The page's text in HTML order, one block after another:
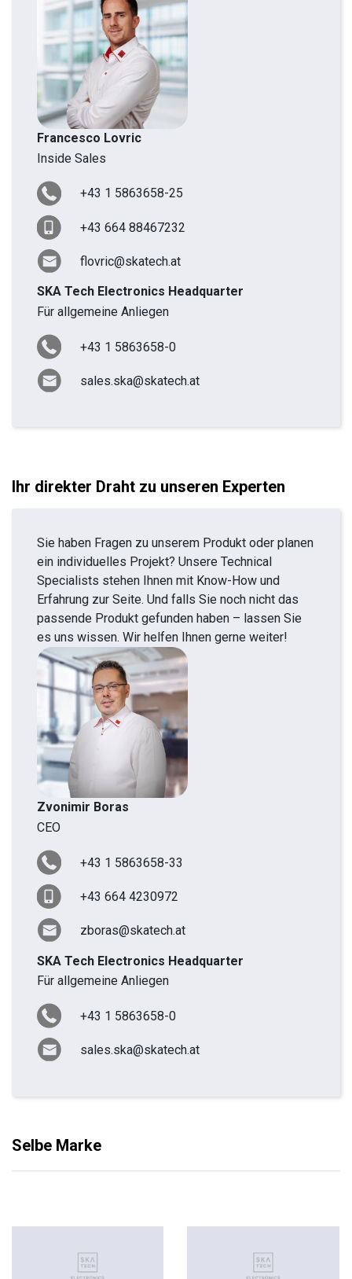
Francesco Lovric
Inside Sales
+43 1 5863658-25
+43 664 88467232
flovric@skatech.at
SKA Tech Electronics Headquarter
Für allgemeine Anliegen
+43 1 5863658-0
sales.ska@skatech.at
Ihr direkter Draht zu unseren Experten
Sie haben Fragen zu unserem Produkt oder planen
ein individuelles Projekt? Unsere Technical
Specialists stehen Ihnen mit Know-How und
Erfahrung zur Seite. Und falls Sie noch nicht das
passende Produkt gefunden haben – lassen Sie
es uns wissen. Wir helfen Ihnen gerne weiter!
Zvonimir Boras
CEO
+43 1 5863658-33
+43 664 4230972
zboras@skatech.at
SKA Tech Electronics Headquarter
Für allgemeine Anliegen
+43 1 5863658-0
sales.ska@skatech.at
Selbe Marke